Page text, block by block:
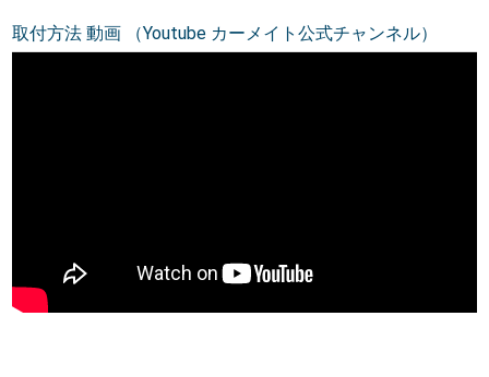
取付方法 動画 （Youtube カーメイト公式チャンネル）